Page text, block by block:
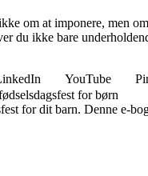
om at imponere, men
du ikke bare
YouTube
for børn
for dit barn. Denne e-